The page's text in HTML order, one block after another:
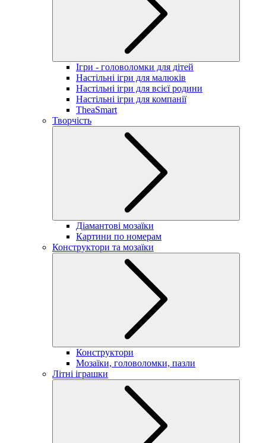
Ігри - головоломки для дітей
Настільні ігри для малюків
Настільні ігри для всієї родини
Настільні ігри для компанії
TheaSmart
Творчість
Діамантові мозаїки
Картини по номерам
Конструктори та мозаїки
Конструктори
Мозаїки, головоломки, пазли
Літні іграшки